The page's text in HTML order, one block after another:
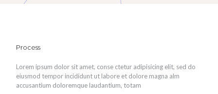
Process
Lorem ipsum dolor sit amet, conse ctetur adipisicing elit, sed do
eiusmod tempor incididunt ut labore et dolore magna alm
accusantium doloremque laudantium, totam